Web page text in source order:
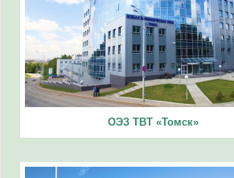
ОЭЗ ТВТ «Томск»